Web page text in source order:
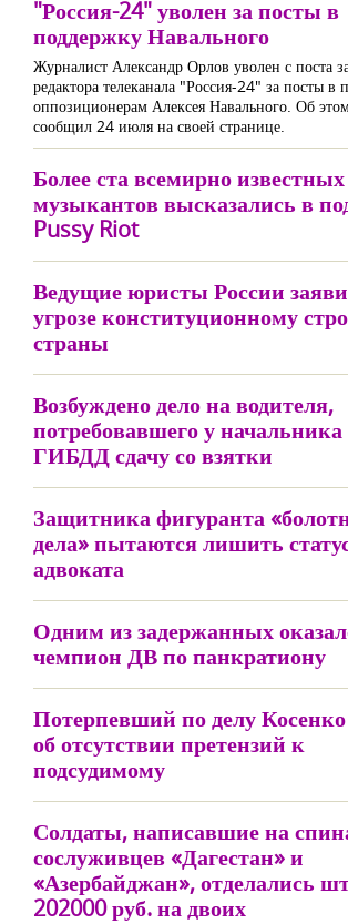
"Россия-24" уволен за посты в
поддержку Навального
Журналист Александр Орлов уволен с поста
редактора телеканала "Россия-24" за посты в
оппозиционерам Алексея Навального. Об
сообщил 24 июля на своей странице.
Более ста всемирно известных
музыкантов высказались в
Pussy Riot
Ведущие юристы России
угрозе конституционному
страны
Возбуждено дело на водителя,
потребовавшего у начальника
ГИБДД сдачу со взятки
Защитника фигуранта
дела» пытаются лишить
адвоката
Одним из задержанных
чемпион ДВ по панкратиону
Потерпевший по делу
об отсутствии претензий к
подсудимому
Солдаты, написавшие на
сослуживцев «Дагестан» и
«Азербайджан», отделались
202000 руб. на двоих